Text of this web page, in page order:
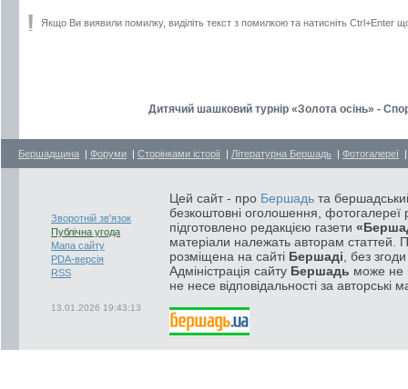
Якщо Ви виявили помилку, виділіть текст з помилкою та натисніть Ctrl+Enter
Дитячий шашковий турнір «Золота осінь» -
Бершадщина | Форуми | Сторінками історії | Літературна Бершадь | Фотогалереї
Зворотній зв'язок
Публічна угода
Мапа сайту
PDA-версія
RSS
13.01.2026 19:43:13
Цей сайт - про Бершадь та
безкоштовні оголошення, фотогалереї
підготовлено редакцією газети
матеріали належать авторам статтей.
розміщена на сайті Бершаді , без
Адміністрація сайту Бершадь може не
не несе відповідальності за авторські